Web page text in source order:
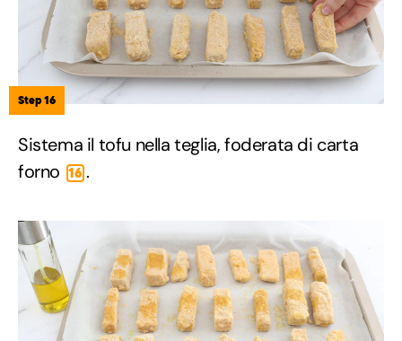
Step 16
Sistema il tofu nella teglia, foderata di carta
forno 16 .